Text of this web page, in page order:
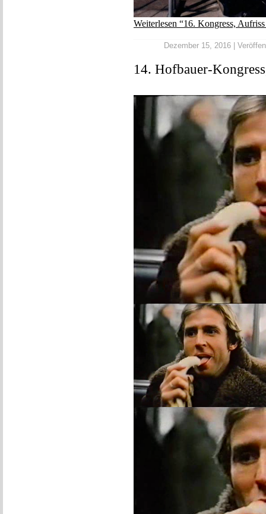
Weiterlesen “16. Kongress,
Dezember 15, 2016 |
14. Hofbauer-